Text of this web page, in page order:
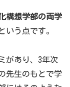
構想学部の両学
いう点です。
があり、3年次
先生のもとで学